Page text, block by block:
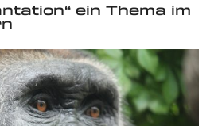
ein Thema im